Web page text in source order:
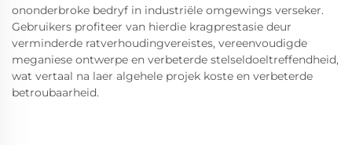
ononderbroke bedryf in industriële omgewings verseker.
Gebruikers profiteer van hierdie kragprestasie deur
verminderde ratverhoudingvereistes, vereenvoudigde
meganiese ontwerpe en verbeterde stelseldoeltreffendheid,
wat vertaal na laer algehele projek koste en verbeterde
betroubaarheid.